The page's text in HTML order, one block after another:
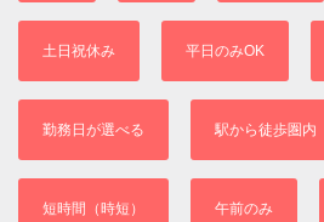
土日祝休み 平日のみOK
勤務日が選べる 駅から徒歩圏内
短時間（時短） 午前のみ